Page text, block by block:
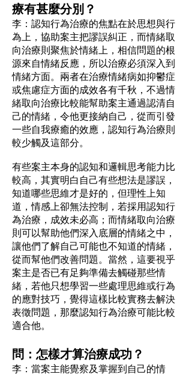
療有甚麼分別？
李：認知行為治療的焦點在於思想與行
為上，協助案主把謬誤糾正，而情緒取
向治療則聚焦於情緒上，相信問題的根
源來自情緒反應，所以治療必須深入到
情緒方面。兩者在治療情緒病如抑鬱症
或焦慮症方面的成效各有千秋，不過情
緒取向治療比較能幫助案主通過認清自
己的情緒，令他更接納自己，從而引發
一些自我療癒的效應，認知行為治療則
較少觸及這部分。
有些案主本身的認知和邏輯思考能力比
較高，其實明白自己有些想法是謬誤，
知道哪些思維才是好的，但理性上知
道，情感上卻無法控制，若採用認知行
為治療，成效未必高；而情緒取向治療
則可以幫助他們深入底層的情緒之中，
讓他們了解自己可能也不知道的情緒，
從而幫他們改善問題。當然，這要視乎
案主是否已有足夠準備去觸碰那些情
緒，若他只想學習一些處理思維或行為
的應對技巧，覺得這樣比較實務去解決
表徵問題，那麼認知行為治療可能比較
適合他。
問：怎樣才算治療成功？
李：當案主能覺察及掌握到自己的情